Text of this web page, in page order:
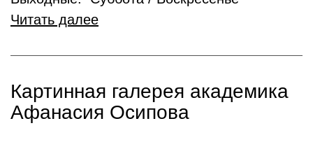
Читать далее
Картинная галерея академика
Афанасия Осипова